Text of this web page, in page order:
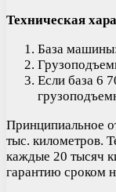
Техническая
База
Если база 6
Принципиальное
тыс. километров.
каждые 20 тысяч
гарантию сроком